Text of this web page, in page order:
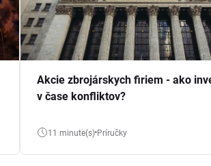
Akcie zbrojárskych firiem - ako
v čase konfliktov?
11 minute(s) Príručky